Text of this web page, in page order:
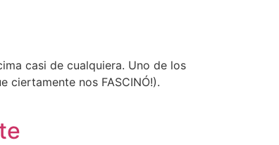
casi de cualquiera. Uno de los
ciertamente nos FASCINÓ!).